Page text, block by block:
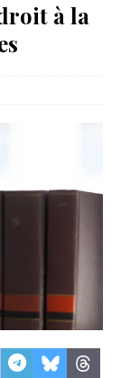
à la